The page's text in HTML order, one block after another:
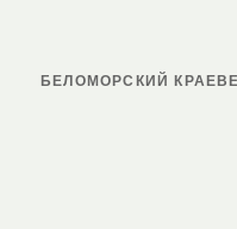
БЕЛОМОРСКИЙ